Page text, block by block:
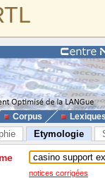
Corpus
Etymologie
notices corrigées